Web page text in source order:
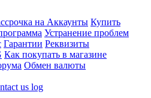
на Аккаунты Купить
Устранение проблем
Гарантии Реквизиты
Как покупать в магазине
Обмен валюты
us log